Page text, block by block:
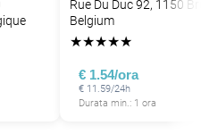
Rue Du Duc 92, 1150
Belgium
★★★★★
€ 1.54/ora
€ 11.59/24h
Durata min.: 1 ora